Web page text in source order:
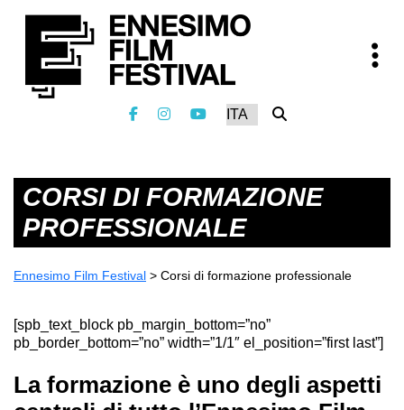
CORSI DI FORMAZIONE
PROFESSIONALE
Ennesimo Film Festival > Corsi di formazione professionale
[spb_text_block pb_margin_bottom=”no”
pb_border_bottom=”no” width=”1/1″ el_position=”first last”]
La formazione è uno degli aspetti